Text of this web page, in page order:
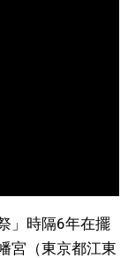
」時隔6年在擺
宮（東京都江東